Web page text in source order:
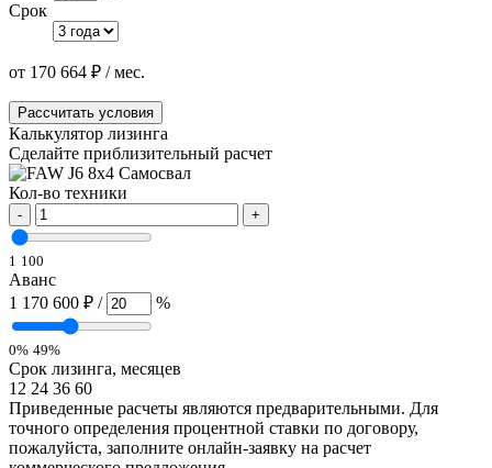
Срок
от 170 664 ₽ / мес.
Рассчитать условия
Калькулятор лизинга
Сделайте приблизительный расчет
Кол-во техники
- +
1 100
Аванс
1 170 600 ₽ / %
0% 49%
Срок лизинга, месяцев
12 24 36 60
Приведенные расчеты являются предварительными. Для
точного определения процентной ставки по договору,
пожалуйста, заполните онлайн-заявку на расчет